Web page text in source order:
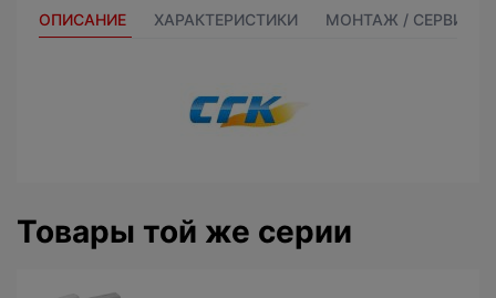
ОПИСАНИЕ ХАРАКТЕРИСТИКИ МОНТАЖ / СЕРВИС
Товары той же серии